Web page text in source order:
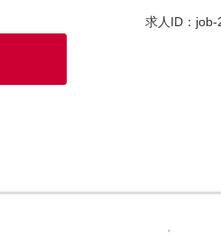
求人ID：job-